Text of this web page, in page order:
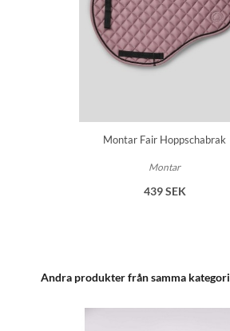
Montar Fair Hoppschabrak
Montar
439 SEK
Andra produkter från samma kategori